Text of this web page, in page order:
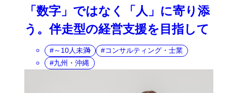
「数字」ではなく「人」に寄り添
う。伴走型の経営支援を目指して
～10人未満
コンサルティング・士業
九州・沖縄